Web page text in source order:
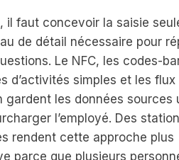
il faut concevoir la saisie
de détail nécessaire pour
Le NFC, les codes-
d’activités simples et les flux
gardent les données sources
l’employé. Des
rendent cette approche plus
parce que plusieurs